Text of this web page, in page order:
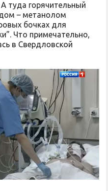
туда горячительный
– метанолом
бочках для
Что примечательно,
в Свердловской